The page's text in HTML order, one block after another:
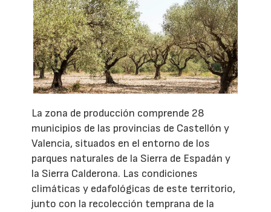
La zona de producción comprende 28
municipios de las provincias de Castellón y
Valencia, situados en el entorno de los
parques naturales de la Sierra de Espadán y
la Sierra Calderona. Las condiciones
climáticas y edafológicas de este territorio,
junto con la recolección temprana de la